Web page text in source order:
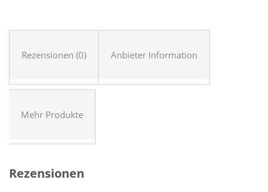
Rezensionen (0) Anbieter Information
Mehr Produkte
Rezensionen